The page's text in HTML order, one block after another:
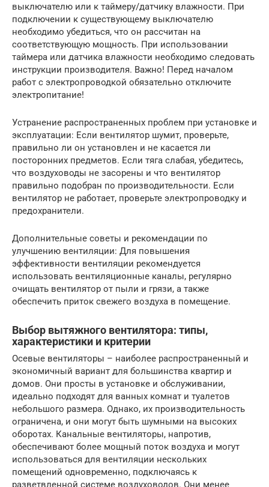
выключателю или к таймеру/датчику влажности. При
подключении к существующему выключателю
необходимо убедиться, что он рассчитан на
соответствующую мощность. При использовании
таймера или датчика влажности необходимо следовать
инструкции производителя. Важно! Перед началом
работ с электропроводкой обязательно отключите
электропитание!
Устранение распространенных проблем при установке и
эксплуатации: Если вентилятор шумит, проверьте,
правильно ли он установлен и не касается ли
посторонних предметов. Если тяга слабая, убедитесь,
что воздуховоды не засорены и что вентилятор
правильно подобран по производительности. Если
вентилятор не работает, проверьте электропроводку и
предохранители.
Дополнительные советы и рекомендации по
улучшению вентиляции: Для повышения
эффективности вентиляции рекомендуется
использовать вентиляционные каналы, регулярно
очищать вентилятор от пыли и грязи, а также
обеспечить приток свежего воздуха в помещение.
Выбор вытяжного вентилятора: типы,
характеристики и критерии
Осевые вентиляторы – наиболее распространенный и
экономичный вариант для большинства квартир и
домов. Они просты в установке и обслуживании,
идеально подходят для ванных комнат и туалетов
небольшого размера. Однако, их производительность
ограничена, и они могут быть шумными на высоких
оборотах. Канальные вентиляторы, напротив,
обеспечивают более мощный поток воздуха и могут
использоваться для вентиляции нескольких
помещений одновременно, подключаясь к
разветвленной системе воздуховодов. Они менее